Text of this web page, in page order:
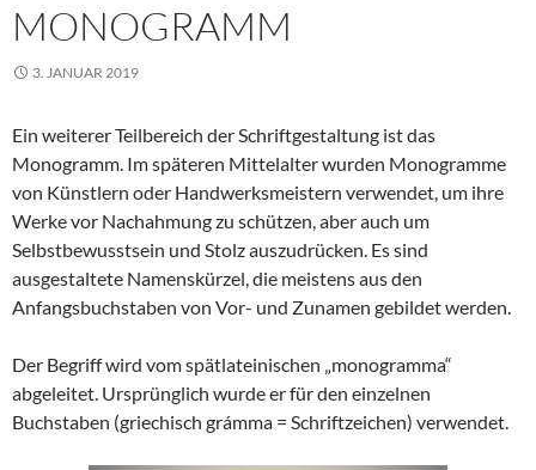
MONOGRAMM
3. JANUAR 2019
Ein weiterer Teilbereich der Schriftgestaltung ist das
Monogramm. Im späteren Mittelalter wurden Monogramme
von Künstlern oder Handwerksmeistern verwendet, um ihre
Werke vor Nachahmung zu schützen, aber auch um
Selbstbewusstsein und Stolz auszudrücken. Es sind
ausgestaltete Namenskürzel, die meistens aus den
Anfangsbuchstaben von Vor- und Zunamen gebildet werden.
Der Begriff wird vom spätlateinischen „monogramma“
abgeleitet. Ursprünglich wurde er für den einzelnen
Buchstaben (griechisch grámma = Schriftzeichen) verwendet.